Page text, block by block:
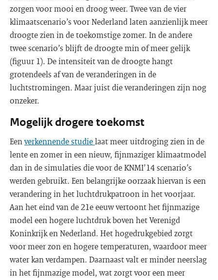
zorgen voor mooi en droog weer. Twee van de vier
klimaatscenario’s voor Nederland laten aanzienlijk meer
droogte zien in de toekomstige zomer. In de andere
twee scenario’s blijft de droogte min of meer gelijk
(figuur 1). De intensiteit van de droogte hangt
grotendeels af van de veranderingen in de
luchtstromingen. Maar juist die veranderingen zijn nog
onzeker.
Mogelijk drogere toekomst
Eenverkennende studielaat meer uitdroging zien in de
lente en zomer in een nieuw, fijnmaziger klimaatmodel
dan in de simulaties die voor de KNMI’14 scenario’s
werden gebruikt. Een belangrijke oorzaak hiervan is een
verandering in het luchtdrukpatroon in het voorjaar.
Aan het eind van de 21e eeuw vertoont het fijnmazige
model een hogere luchtdruk boven het Verenigd
Koninkrijk en Nederland. Het hogedrukgebied zorgt
voor meer zon en hogere temperaturen, waardoor meer
water kan verdampen. Daarnaast valt er minder neerslag
in het fijnmazige model, wat zorgt voor een meer